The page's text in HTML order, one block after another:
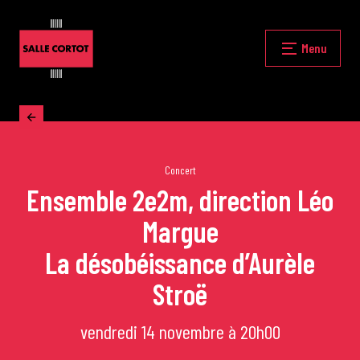
Fermer
Accueil
La programmation
Les grands concerts
Les Masterclasses
Les Rencontres Musicales
Menu
Concert
Ensemble 2e2m, direction Léo
Margue
La désobéissance d’Aurèle
Stroë
vendredi 14 novembre à 20h00